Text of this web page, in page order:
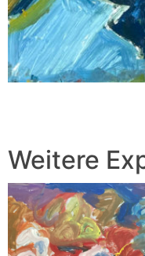
Weitere